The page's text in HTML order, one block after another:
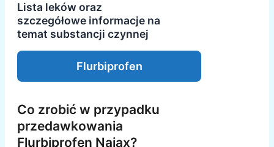
Lista leków oraz
szczegółowe informacje na
temat substancji czynnej
Flurbiprofen
Co zrobić w przypadku
przedawkowania
Flurbiprofen Naiax?